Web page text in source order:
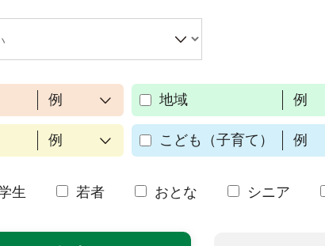
例 地域 例
例 こども（子育て） 例
生 若者 おとな シニア